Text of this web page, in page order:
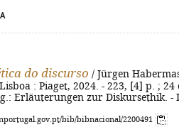
do discurso / Jürgen
: Piaget, 2024. - 223, [4] p. ; 24
Erläuterungen zur Diskursethik. -
bib/bibnacional/2200491